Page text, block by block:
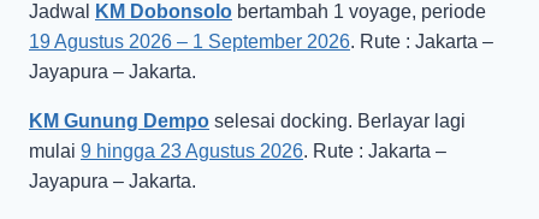
Jadwal KM Dobonsolo bertambah 1 voyage, periode
19 Agustus 2026 – 1 September 2026. Rute : Jakarta –
Jayapura – Jakarta.
KM Gunung Dempo selesai docking. Berlayar lagi
mulai 9 hingga 23 Agustus 2026. Rute : Jakarta –
Jayapura – Jakarta.